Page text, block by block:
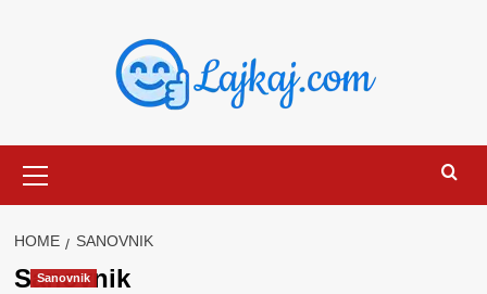
Menu
HOME SANOVNIK
Sanovnik
Sanovnik